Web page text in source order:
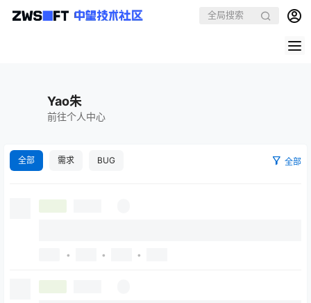
Yao朱
前往个人中心
全部 需求 BUG 全部
• • •